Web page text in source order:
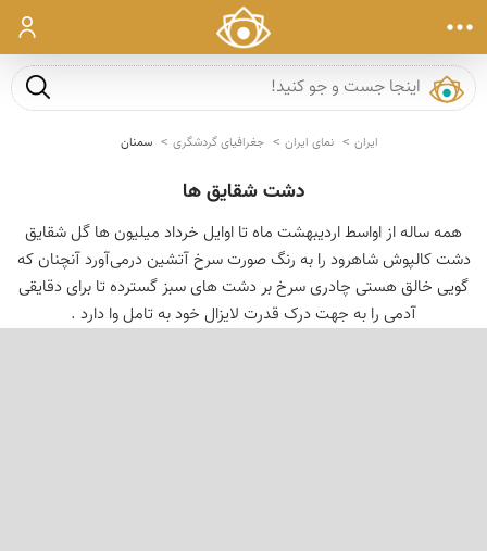
ورود
جست و
ایران نمای ایران جغرافیای گردشگری سمنان
دشت شقایق ها
همه ساله از اواسط اردیبهشت ماه تا اوایل خرداد میلیون ها گل شقایق
دشت کالپوش شاهرود را به رنگ صورت سرخ آتشین درمی‌آورد آنچنان که
گویی خالق هستی چادری سرخ بر دشت های سبز گسترده تا برای دقایقی
آدمی را به جهت درک قدرت لایزال خود به تامل وا دارد .